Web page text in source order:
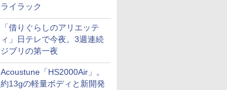
ライラック
「借りぐらしのアリエッテ
ィ」日テレで今夜。3週連続
ジブリの第一夜
Acoustune「HS2000Air」。
約13gの軽量ボディと新開発